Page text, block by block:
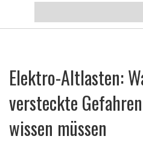
Elektro-Altlasten:
versteckte
wissen müssen